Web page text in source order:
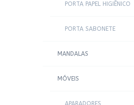
PORTA PAPEL HIGIÊNICO
PORTA SABONETE
MANDALAS
MÓVEIS
APARADORES